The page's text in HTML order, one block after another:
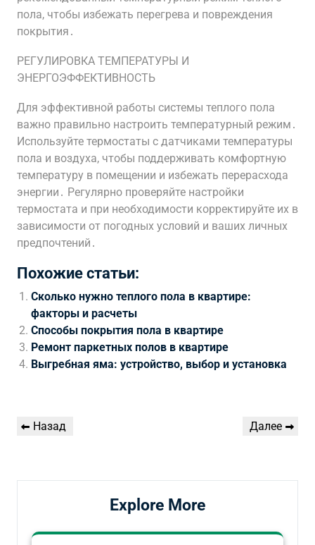
пола, чтобы избежать перегрева и повреждения
покрытия․
РЕГУЛИРОВКА ТЕМПЕРАТУРЫ И
ЭНЕРГОЭФФЕКТИВНОСТЬ
Для эффективной работы системы теплого пола
важно правильно настроить температурный режим․
Используйте термостаты с датчиками температуры
пола и воздуха, чтобы поддерживать комфортную
температуру в помещении и избежать перерасхода
энергии․ Регулярно проверяйте настройки
термостата и при необходимости корректируйте их в
зависимости от погодных условий и ваших личных
предпочтений․
Похожие статьи:
Сколько нужно теплого пола в квартире:
факторы и расчеты
Способы покрытия пола в квартире
Ремонт паркетных полов в квартире
Выгребная яма: устройство, выбор и установка
Навигация
Предыдущая
Назад
Следующая
Далее
Explore More